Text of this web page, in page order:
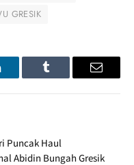
GRESIK
Tumblr Email
Puncak Haul
Abidin Bungah Gresik